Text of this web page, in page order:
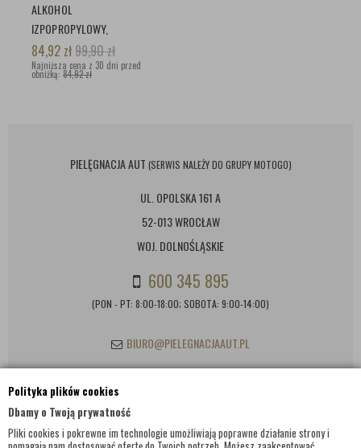
Polityka plików cookies
Dbamy o Twoją prywatność
Pliki cookies i pokrewne im technologie umożliwiają poprawne działanie strony i
ALKOHOL
IZPOPROPYLOWY,
ODTŁUSZCZACZ 99,9%
84,92 zł99,90zł
Najniższa cena z 30 dni przed
obniżką: 84,92 zł
PIELĘGNACJA AUT (SERWIS NALEŻY DO GRUPY MOTOGO)
UL. OPOLSKA 161 A
52-013 WROCŁAW
WOJ. DOLNOŚLĄSKIE
600 345 895
(PON - PT: 8:00-18:00; SOBOTA: 9:00-14:00)
BIURO@PIELEGNACJAAUT.PL
INFORMACJE KONTAKTOWE